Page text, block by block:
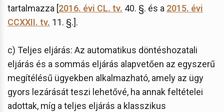
tartalmazza [2016. évi CL. tv. 40. §. és a 2015. évi
CCXXII. tv. 11. §.].
c) Teljes eljárás: Az automatikus döntéshozatali
eljárás és a sommás eljárás alapvetően az egyszerű
megítélésű ügyekben alkalmazható, amely az ügy
gyors lezárását teszi lehetővé, ha annak feltételei
adottak, míg a teljes eljárás a klasszikus